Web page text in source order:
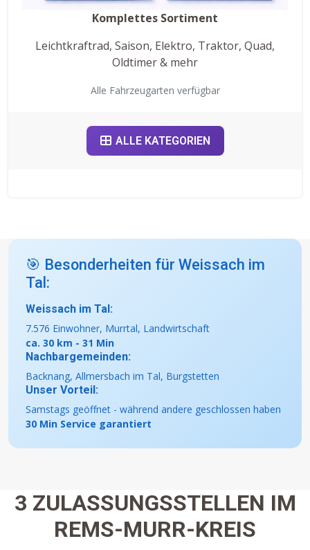
Komplettes Sortiment
Leichtkraftrad, Saison, Elektro, Traktor, Quad,
Oldtimer & mehr
Alle Fahrzeugarten verfügbar
ALLE KATEGORIEN
🎯 Besonderheiten für Weissach im
Tal:
Weissach im Tal:
7.576 Einwohner, Murrtal, Landwirtschaft
ca. 30 km - 31 Min
Nachbargemeinden:
Backnang, Allmersbach im Tal, Burgstetten
Unser Vorteil:
Samstags geöffnet - während andere geschlossen haben
30 Min Service garantiert
3 ZULASSUNGSSTELLEN IM
REMS-MURR-KREIS